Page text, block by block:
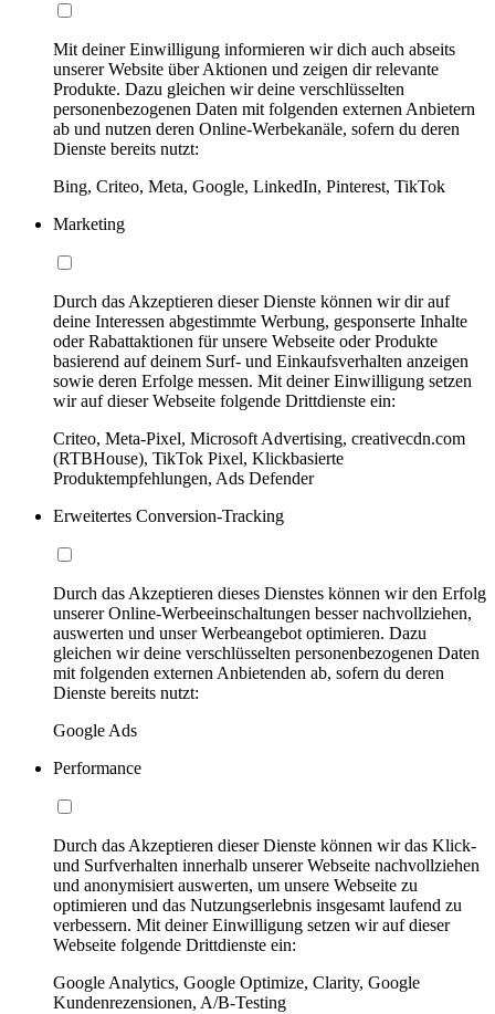
Mit deiner Einwilligung informieren wir dich auch abseits
unserer Website über Aktionen und zeigen dir relevante
Produkte. Dazu gleichen wir deine verschlüsselten
personenbezogenen Daten mit folgenden externen Anbietern
ab und nutzen deren Online-Werbekanäle, sofern du deren
Dienste bereits nutzt:
Bing, Criteo, Meta, Google, LinkedIn, Pinterest, TikTok
Marketing
Durch das Akzeptieren dieser Dienste können wir dir auf
deine Interessen abgestimmte Werbung, gesponserte Inhalte
oder Rabattaktionen für unsere Webseite oder Produkte
basierend auf deinem Surf- und Einkaufsverhalten anzeigen
sowie deren Erfolge messen. Mit deiner Einwilligung setzen
wir auf dieser Webseite folgende Drittdienste ein:
Criteo, Meta-Pixel, Microsoft Advertising, creativecdn.com
(RTBHouse), TikTok Pixel, Klickbasierte
Produktempfehlungen, Ads Defender
Erweitertes Conversion-Tracking
Durch das Akzeptieren dieses Dienstes können wir den Erfolg
unserer Online-Werbeeinschaltungen besser nachvollziehen,
auswerten und unser Werbeangebot optimieren. Dazu
gleichen wir deine verschlüsselten personenbezogenen Daten
mit folgenden externen Anbietenden ab, sofern du deren
Dienste bereits nutzt:
Google Ads
Performance
Durch das Akzeptieren dieser Dienste können wir das Klick-
und Surfverhalten innerhalb unserer Webseite nachvollziehen
und anonymisiert auswerten, um unsere Webseite zu
optimieren und das Nutzungserlebnis insgesamt laufend zu
verbessern. Mit deiner Einwilligung setzen wir auf dieser
Webseite folgende Drittdienste ein:
Google Analytics, Google Optimize, Clarity, Google
Kundenrezensionen, A/B-Testing